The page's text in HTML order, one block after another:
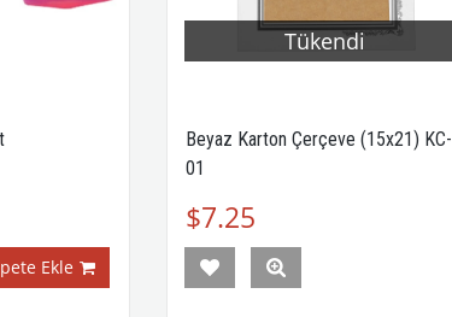
Ekle
Tükendi
Beyaz Karton Çerçeve (15x21) KC-
01
$7.25